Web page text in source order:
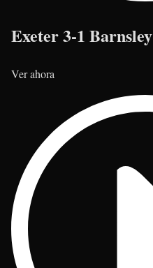
Exeter 3-1 Barnsley
Ver ahora